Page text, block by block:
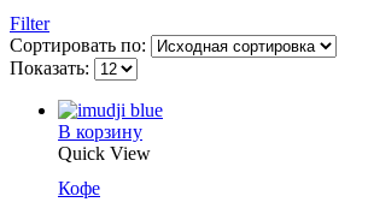
Filter
Сортировать по:
Показать:
В корзину
Quick View
Кофе